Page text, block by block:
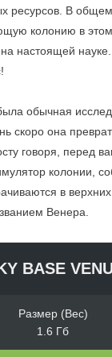
ресурсов. В
колонию в
настоящей
обычная
скоро она
говоря, перед
колонии,
в
Венера.
BASE
Размер (Вес)
1.6 Гб